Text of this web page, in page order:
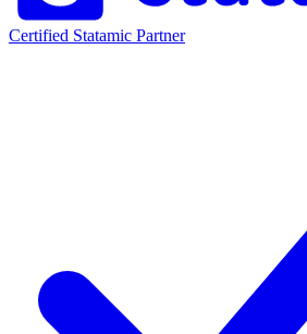
Certified Statamic Partner